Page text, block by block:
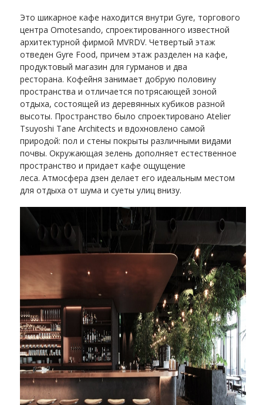
Это шикарное кафе находится внутри Gyre, торгового
центра Omotesando, спроектированного известной
архитектурной фирмой MVRDV. Четвертый этаж
отведен Gyre Food, причем этаж разделен на кафе,
продуктовый магазин для гурманов и два
ресторана. Кофейня занимает добрую половину
пространства и отличается потрясающей зоной
отдыха, состоящей из деревянных кубиков разной
высоты. Пространство было спроектировано Atelier
Tsuyoshi Tane Architects и вдохновлено самой
природой: пол и стены покрыты различными видами
почвы. Окружающая зелень дополняет естественное
пространство и придает кафе ощущение
леса. Атмосфера дзен делает его идеальным местом
для отдыха от шума и суеты улиц внизу.